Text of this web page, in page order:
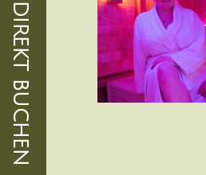
DIREKT BUCHEN